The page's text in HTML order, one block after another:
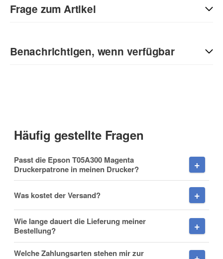
Sie Anderen bei der Kaufentscheidung:
Frage zum Artikel
Anrede
Nachname
Firma
Benachrichtigen, wenn verfügbar
(* = Pflichtfelder)
Datenschutzerklärung
Benachrichtigung anfordern
Häufig gestellte Fragen
Passt die Epson T05A300 Magenta
Druckerpatrone in meinen Drucker?
Was kostet der Versand?
Wie lange dauert die Lieferung meiner
Bestellung?
Welche Zahlungsarten stehen mir zur